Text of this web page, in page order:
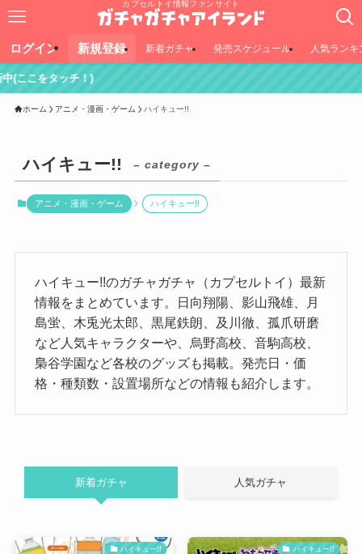
カプセルトイ情報ファンサイト
ログイン 新規登録 新着ガチャ 発売スケジュール 人気ランキ
ホーム アニメ・漫画・ゲーム ハイキュー!!
ハイキュー!! – category –
アニメ・漫画・ゲーム ハイキュー!!
ハイキュー!!のガチャガチャ（カプセルトイ）最新
情報をまとめています。日向翔陽、影山飛雄、月
島蛍、木兎光太郎、黒尾鉄朗、及川徹、孤爪研磨
など人気キャラクターや、烏野高校、音駒高校、
梟谷学園など各校のグッズも掲載。発売日・価
格・種類数・設置場所などの情報も紹介します。
新着ガチャ 人気ガチャ
ハイキュー!! ハイキュー!!